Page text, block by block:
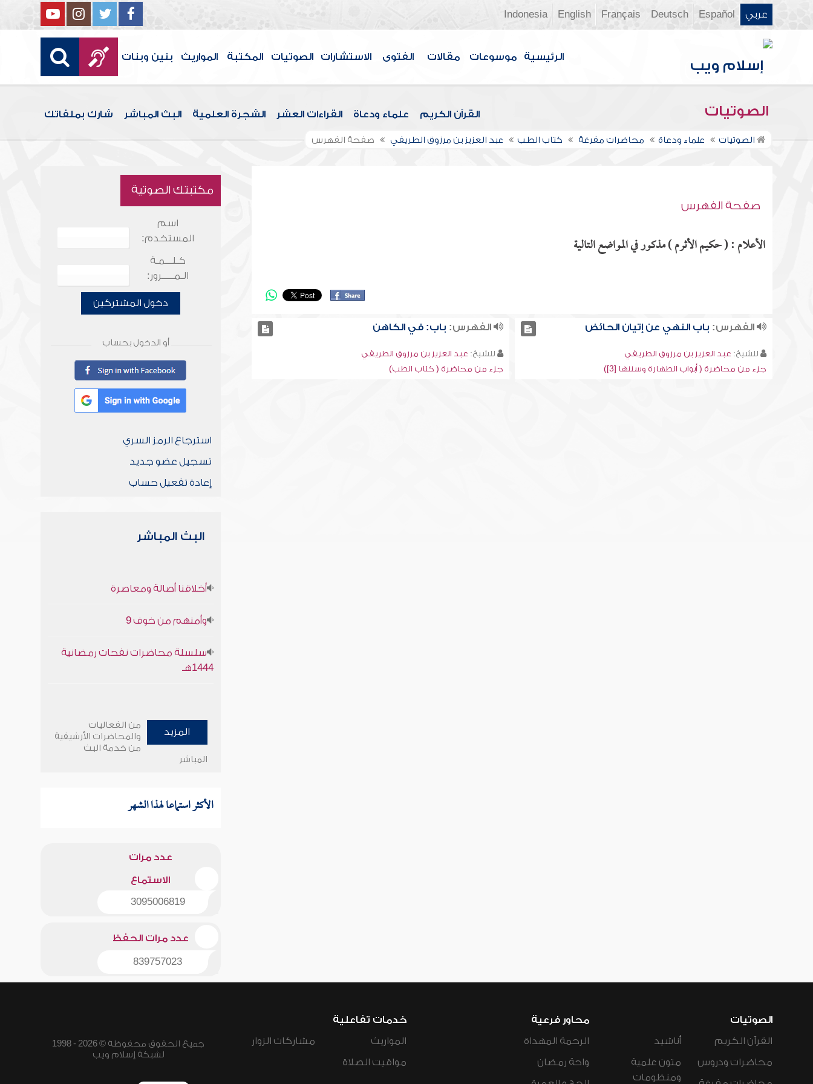
عربي Español
Deutsch
Français
English
Indonesia
الرئيسية موسوعات مقالات الفتوى الاستشارات الصوتيات المكتبة المواريث بنين وبنات
الصوتيات القرآن الكريم علماء ودعاة القراءات العشر الشجرة العلمية البث المباشر شارك بملفاتك
الصوتيات علماء ودعاة محاضرات مفرغة كتاب الطب عبد العزيز بن مرزوق الطريفي صفحة الفهرس
صفحة الفهرس
الأعلام : ( حكيم الأثرم ) مذكور في المواضع التالية
الفهرس: باب النهي عن إتيان الحائض
للشيخ: عبد العزيز بن مرزوق الطريفي
جزء من محاضرة ( أبواب الطهارة وسننها [3])
الفهرس: ‏باب: في الكاهن
للشيخ: عبد العزيز بن مرزوق الطريفي
جزء من محاضرة ( كتاب الطب)
مكتبتك الصوتية
اسم
المستخدم:
كـلـــمـة
الـمـــــرور:
دخول المشتركين
أو الدخول بحساب
استرجاع الرمز السري
تسجيل عضو جديد
إعادة تفعيل حساب
البث المباشر
أخلاقنا أصالة ومعاصرة
وأمنهم من خوف 9
سلسلة محاضرات نفحات رمضانية
1444هـ
المزيد
من الفعاليات
والمحاضرات الأرشيفية
من خدمة البث
المباشر
الأكثر استماعا لهذا الشهر
عدد مرات
الاستماع
3095006819
عدد مرات الحفظ
839757023
الصوتيات
القرآن الكريم
محاضرات ودروس
أناشيد
متون علمية
ومنظومات
محاور فرعية
الرحمة المهداة
واحة رمضان
خدمات تفاعلية
المواريث
مواقيت الصلاة
مشاركات الزوار
جميع الحقوق محفوظة © 2026 - 1998
لشبكة إسلام ويب